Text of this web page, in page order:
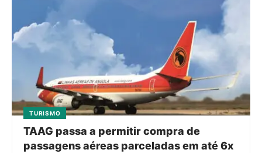
TURISMO
TAAG passa a permitir compra de
passagens aéreas parceladas em até 6x